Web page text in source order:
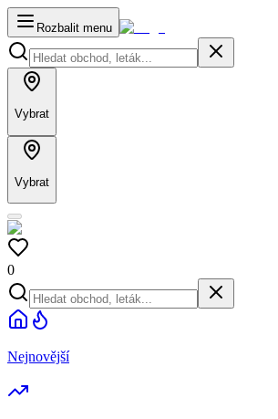
Rozbalit menu
Vybrat
Vybrat
0
Nejnovější